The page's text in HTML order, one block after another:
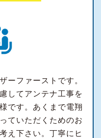
ーファーストです。
してアンテナ工事を
です。あくまで電翔
ていただくためのお
え下さい。丁寧にヒ